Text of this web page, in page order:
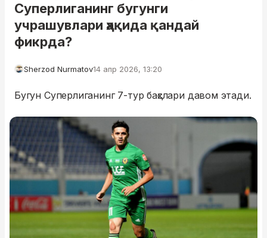
Суперлиганинг бугунги
учрашувлари ҳақида қандай
фикрда?
Sherzod Nurmatov14 апр 2026, 13:20
Бугун Суперлиганинг 7-тур баҳслари давом этади.